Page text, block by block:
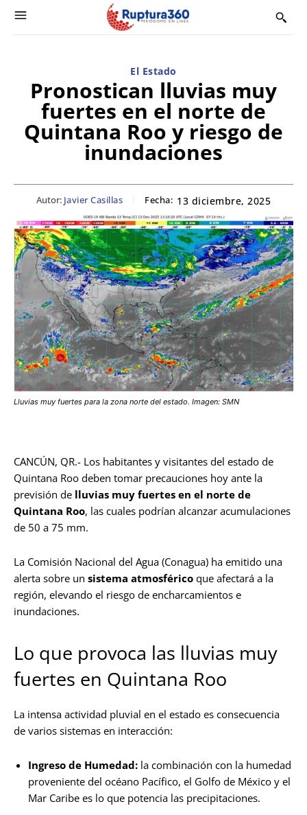
El Estado
Pronostican lluvias muy
fuertes en el norte de
Quintana Roo y riesgo de
inundaciones
Autor: Javier Casillas Fecha: 13 diciembre, 2025
Lluvias muy fuertes para la zona norte del estado. Imagen: SMN
CANCÚN, QR.- Los habitantes y visitantes del estado de
Quintana Roo deben tomar precauciones hoy ante la
previsión de lluvias muy fuertes en el norte de
Quintana Roo, las cuales podrían alcanzar acumulaciones
de 50 a 75 mm.
La Comisión Nacional del Agua (Conagua) ha emitido una
alerta sobre un sistema atmosférico que afectará a la
región, elevando el riesgo de encharcamientos e
inundaciones.
Lo que provoca las lluvias muy
fuertes en Quintana Roo
La intensa actividad pluvial en el estado es consecuencia
de varios sistemas en interacción:
Ingreso de Humedad: la combinación con la humedad
proveniente del océano Pacífico, el Golfo de México y el
Mar Caribe es lo que potencia las precipitaciones.